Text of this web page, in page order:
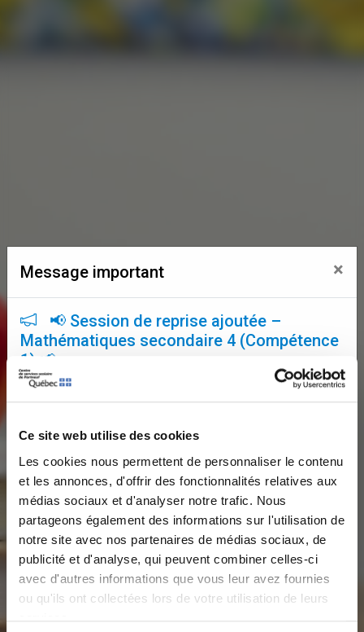
Ce site web utilise des cookies
Les cookies nous permettent de personnaliser le contenu
et les annonces, d'offrir des fonctionnalités relatives aux
médias sociaux et d'analyser notre trafic. Nous
partageons également des informations sur l'utilisation de
notre site avec nos partenaires de médias sociaux, de
publicité et d'analyse, qui peuvent combiner celles-ci
avec d'autres informations que vous leur avez fournies
ou qu'ils ont collectées lors de votre utilisation de leurs
Message important ×
📢 Session de reprise ajoutée –
Mathématiques secondaire 4 (Compétence
1) 📢
Une session de reprise supplémentaire a été ajoutée
pour lacompétence 1 en mathématiques –
📅Date :6 août 2026
🕐Heure :13 h à 15 h
📍Lieu :École secondaire de Donnacona
➡️ Entrée par laporte 4. Une affiche à l'entrée indiquera
le numéro du local.
📝Inscription obligatoire par le lien suivant:
👉Inscription pour la reprise C1 en mathématique
CST/SN -6 Août 2026 13 h – Remplir le formulaire